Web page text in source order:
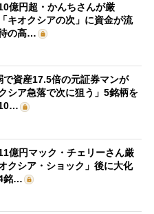
10億円超・かんちさんが厳
キオクシアの次」に資金が流
の高…
で資産17.5倍の元証券マンが
クシア急落で次に狙う」5銘柄を
11億円マック・チェリーさん厳
クシア・ショック」後に大化
銘…